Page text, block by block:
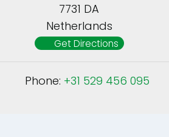
7731 DA
Netherlands
Get Directions
Phone: +31 529 456 095